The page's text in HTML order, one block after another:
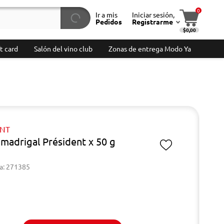
Ir a mis
Pedidos
Iniciar sesión,
Registrarme
0
$0,00
card Salón del vino club Zonas de entrega Modo Ya
Président x 50 g
271385